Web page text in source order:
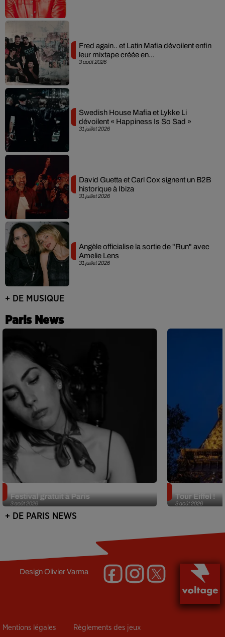
3 août 2026
Fred again.. et Latin Mafia dévoilent enfin
leur mixtape créée en...
31 juillet 2026
Swedish House Mafia et Lykke Li
dévoilent « Happiness Is So Sad »
31 juillet 2026
David Guetta et Carl Cox signent un B2B
historique à Ibiza
31 juillet 2026
Angèle officialise la sortie de "Run" avec
Amelie Lens
+ DE MUSIQUE
Paris News
3 août 2026
Festival gratuit à Paris
3 août 2026
Tour Eiffel !
+ DE PARIS NEWS
DesignOlivier Varma
Mentions légales Règlements des jeux